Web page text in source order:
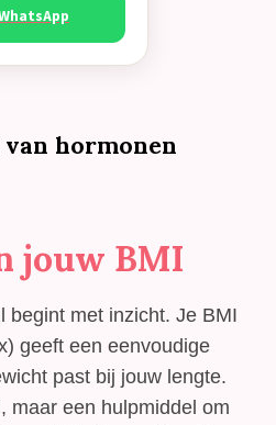
hormonen
jouw BMI
begint met inzicht. Je BMI
geeft een eenvoudige
past bij jouw lengte.
maar een hulpmiddel om